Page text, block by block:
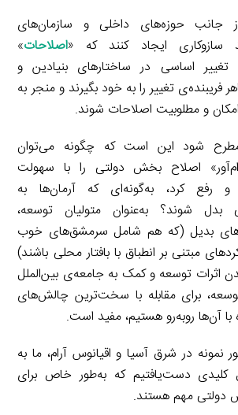
جانب حوزه‌های داخلی و سازمان‌های
سازوکاری ایجاد کنند که «اصلاحات»
اساسی در ساختارهای بنیادین و
فریبنده‌ی تغییر را به خود بگیرند و منجر به
امکان و مطلوبیت اصلاحات شوند.
شود این است که چگونه می‌توان
اصلاح بخش دولتی را با سهولت
رفع کرد، به‌گونه‌ای که آرمان‌ها به
بدل شوند؟ به‌عنوان متولیان توسعه،
بدیل (که هم شامل سرمشق‌های خوب
مبتنی بر انطباق با بافتار محلی باشند)
اثرات توسعه و کمک به جامعه‌ی بین‌الملل
برای مقابله با سخت‌ترین چالش‌های
با آن‌ها روبه‌رو هستیم، مفید است.
در شرق آسیا و اقیانوس آرام، ما به
کلیدی دست‌یافتیم که به‌طور خاص برای
دولتی مهم هستند.